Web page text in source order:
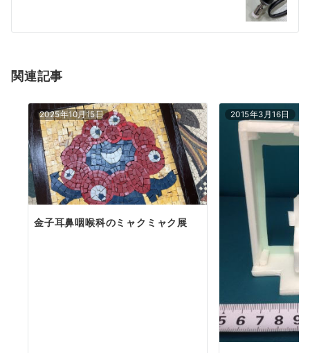
シ
ン
関連記事
2025年10月15日
金子耳鼻咽喉科のミャクミャク展
2015年3月16日